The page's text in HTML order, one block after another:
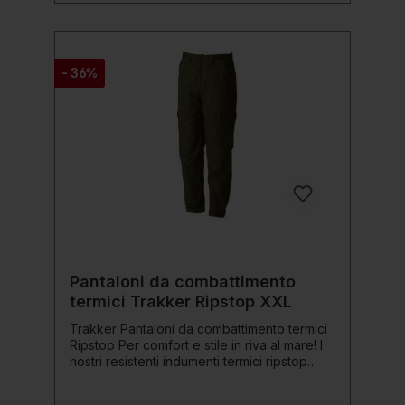
Colore: verde mimetico/verde mimetico
- 36%
Pantaloni da combattimento
termici Trakker Ripstop XXL
Trakker Pantaloni da combattimento termici
Ripstop Per comfort e stile in riva al mare! I
nostri resistenti indumenti termici ripstop